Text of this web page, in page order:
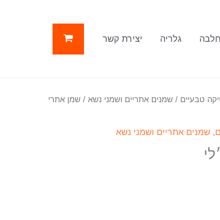
גלריה יצירת קשר
טבעיים / שמנים אתריים ושמני נשא / שמן אתרי
, שמנים אתריים ושמני נשא